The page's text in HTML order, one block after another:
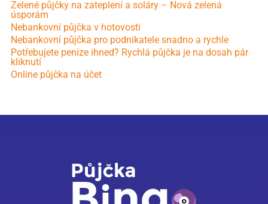
Zelené půjčky na zateplení a soláry – Nová zelená
úsporám
Nebankovní půjčka v hotovosti
Nebankovní půjčka pro podnikatele snadno a rychle
Potřebujete peníze ihned? Rychlá půjčka je na dosah pár
kliknutí
Online půjčka na účet